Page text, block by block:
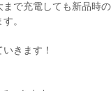
で充電しても新品時の
。
きます！